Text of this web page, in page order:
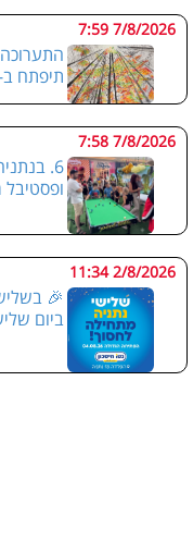
7/8/2026 7:59
תיפתח ב-8 באוגוסט
7/8/2026 7:58
6.
2/8/2026 11:34
🎉
ביום שלישי